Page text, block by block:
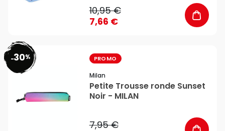
10,95 €
7,66 €
-30% PROMO
Milan
Petite Trousse ronde Sunset
Noir - MILAN
7,95 €